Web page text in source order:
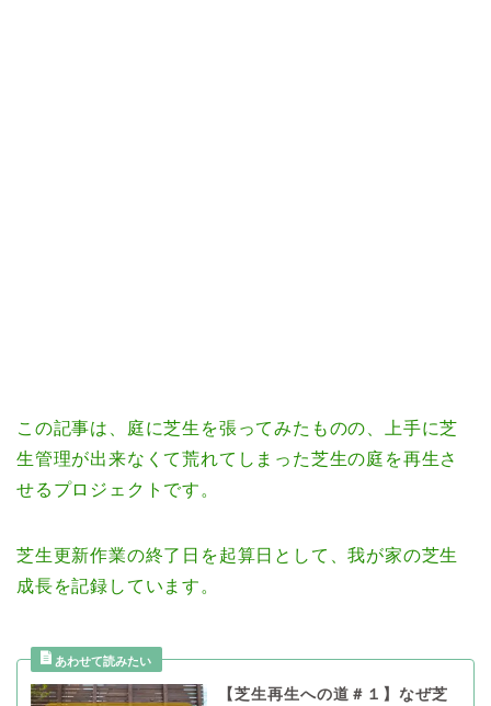
この記事は、庭に芝生を張ってみたものの、上手に芝
生管理が出来なくて荒れてしまった芝生の庭を再生さ
せるプロジェクトです。
芝生更新作業の終了日を起算日として、我が家の芝生
成長を記録しています。
【芝生再生への道＃１】なぜ芝